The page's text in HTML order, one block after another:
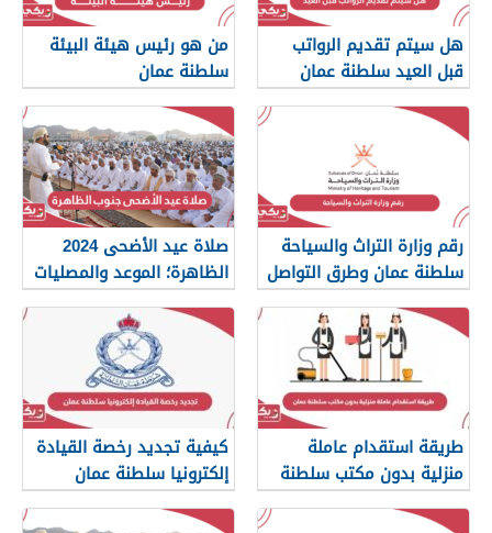
هل سيتم تقديم الرواتب
قبل العيد سلطنة عمان
2024
من هو رئيس هيئة البيئة
سلطنة عمان
رقم وزارة التراث والسياحة
سلطنة عمان وطرق التواصل
صلاة عيد الأضحى 2024
الظاهرة؛ الموعد والمصليات
طريقة استقدام عاملة
منزلية بدون مكتب سلطنة
عمان
كيفية تجديد رخصة القيادة
إلكترونيا سلطنة عمان